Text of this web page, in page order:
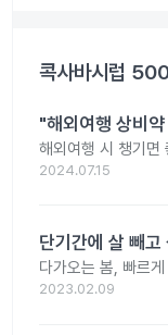
콕사바시럽
"해외여행 상비
해외여행 시 챙기면
2024.07.15
단기간에 살 빼
다가오는 봄, 빠르
2023.02.09